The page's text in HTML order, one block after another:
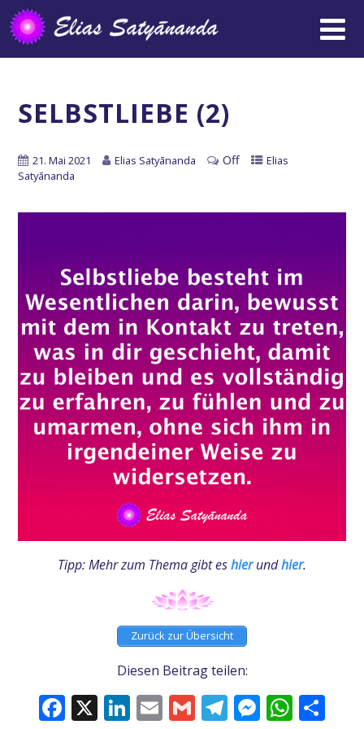
SELBSTLIEBE (2)
21. Mai 2021 Elias Satyānanda Off
Elias
Satyānanda
Tipp: Mehr zum Thema gibt eshierundhier.
Zurück zur Übersicht
Diesen Beitrag teilen:
Facebook
X LinkedIn
EmailGmailTelegram